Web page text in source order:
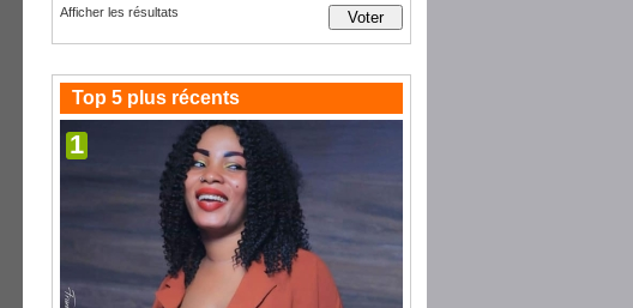
Afficher les résultats
Top 5 plus récents
1